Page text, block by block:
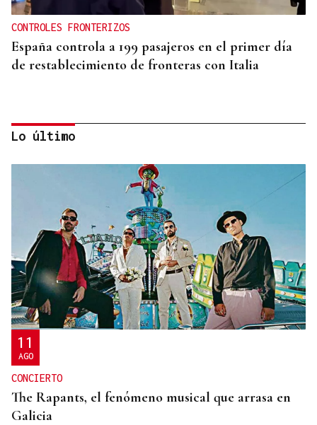
CONTROLES FRONTERIZOS
España controla a 199 pasajeros en el primer día
de restablecimiento de fronteras con Italia
ECLIPSE EN ESPAÑA
Iberia fletará un vuelo especial para contemplar el
eclipse total de Sol desde el aire
Lo último
11
AGO
CONCIERTO
The Rapants, el fenómeno musical que arrasa en
Galicia